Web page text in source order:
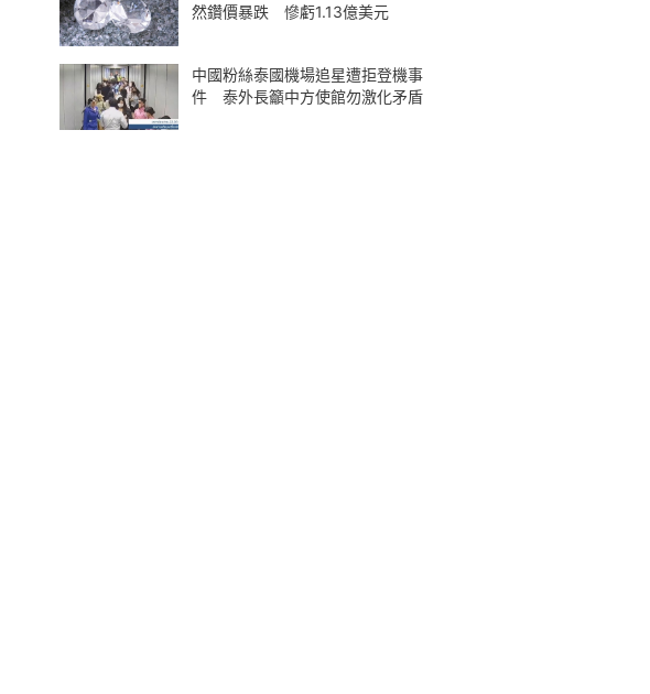
然鑽價暴跌 慘虧1.13億美元
中國粉絲泰國機場追星遭拒登機事
件 泰外長籲中方使館勿激化矛盾